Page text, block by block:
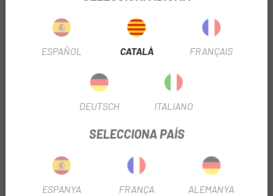
Disseny únic optimitzat amb proves CFD per rendiment
aerodinàmic i mínima turbulència d'aire.
patent pendent de POC, SPIN (Shearing Pad inside).
Revestiment EPS d'alt rendiment amb densitat específica i
protecció contra accidents.
Construcció de carcassa unibody completament
ESPAÑOL CATALÀ FRANÇAIS
DEUTSCH ITALIANO
SELECCIONA PAÍS
ESPANYA FRANÇA ALEMANYA